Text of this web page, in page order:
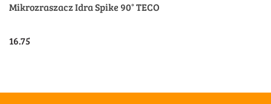
Mikrozraszacz Idra Spike 90° TECO
16.75